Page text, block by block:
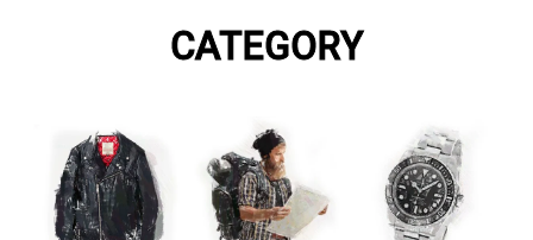
CATEGORY